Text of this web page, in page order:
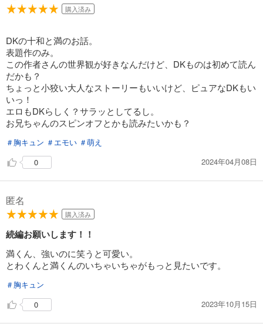
購入済み
DKの十和と満のお話。
表題作のみ。
この作者さんの世界観が好きなんだけど、DKものは初めて読ん
だかも？
ちょっと小狡い大人なストーリーもいいけど、ピュアなDKもい
いっ！
エロもDKらしく？サラッとしてるし。
お兄ちゃんのスピンオフとかも読みたいかも？
＃胸キュン ＃エモい ＃萌え
0
2024年04月08日
匿名
購入済み
続編お願いします！！
満くん、強いのに笑うと可愛い。
とわくんと満くんのいちゃいちゃがもっと見たいです。
＃胸キュン
0
2023年10月15日